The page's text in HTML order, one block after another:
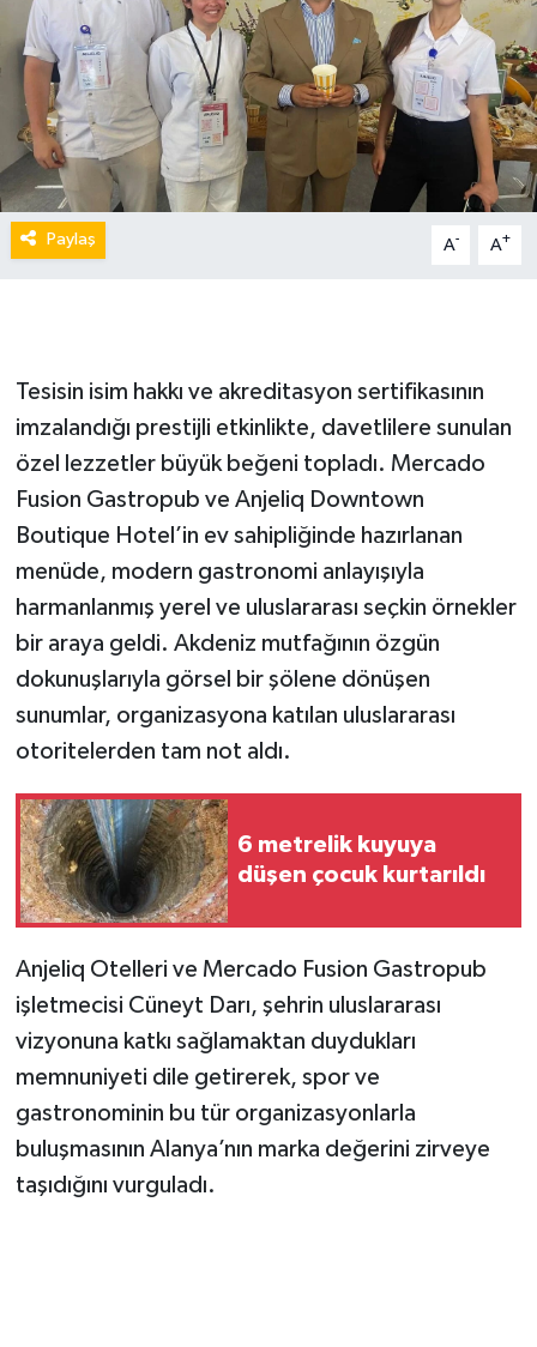
Paylaş A- A+
Tesisin isim hakkı ve akreditasyon sertifikasının
imzalandığı prestijli etkinlikte, davetlilere sunulan
özel lezzetler büyük beğeni topladı. Mercado
Fusion Gastropub ve Anjeliq Downtown
Boutique Hotel’in ev sahipliğinde hazırlanan
menüde, modern gastronomi anlayışıyla
harmanlanmış yerel ve uluslararası seçkin örnekler
bir araya geldi. Akdeniz mutfağının özgün
dokunuşlarıyla görsel bir şölene dönüşen
sunumlar, organizasyona katılan uluslararası
otoritelerden tam not aldı.
6 metrelik kuyuya
düşen çocuk kurtarıldı
Anjeliq Otelleri ve Mercado Fusion Gastropub
işletmecisi Cüneyt Darı, şehrin uluslararası
vizyonuna katkı sağlamaktan duydukları
memnuniyeti dile getirerek, spor ve
gastronominin bu tür organizasyonlarla
buluşmasının Alanya’nın marka değerini zirveye
taşıdığını vurguladı.